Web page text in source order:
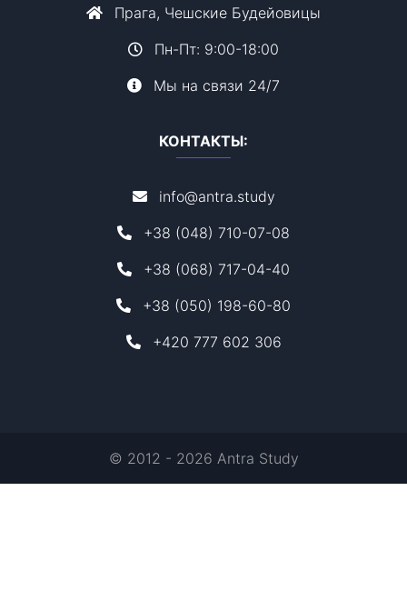
Прага, Чешские Будейовицы
Пн-Пт: 9:00-18:00
Мы на связи 24/7
КОНТАКТЫ:
info@antra.study
+38 (048) 710-07-08
+38 (068) 717-04-40
+38 (050) 198-60-80
+420 777 602 306
© 2012 - 2026 Antra Study